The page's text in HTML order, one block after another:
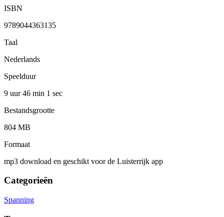
ISBN
9789044363135
Taal
Nederlands
Speelduur
9 uur 46 min 1 sec
Bestandsgrootte
804 MB
Formaat
mp3 download en geschikt voor de Luisterrijk app
Categorieën
Spanning